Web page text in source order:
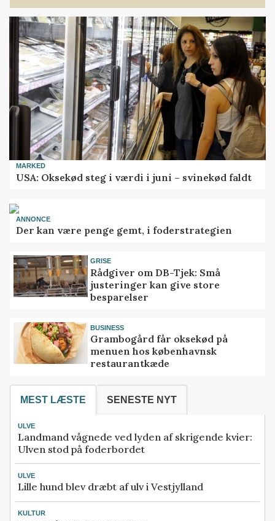
MARKED
USA: Oksekød steg i værdi i juni – svinekød faldt
ANNONCE
Der kan være penge gemt, i foderstrategien
GRISE
Rådgiver om DB-Tjek: Små
justeringer kan give store
besparelser
BUSINESS
Grambogård får oksekød på
menuen hos københavnsk
restaurantkæde
MEST LÆSTE SENESTE NYT
ULVE
Landmand vågnede ved lyden af skrigende kvier:
Ulven stod på foderbordet
ULVE
Lille hund blev dræbt af ulv i Vestjylland
KULTUR